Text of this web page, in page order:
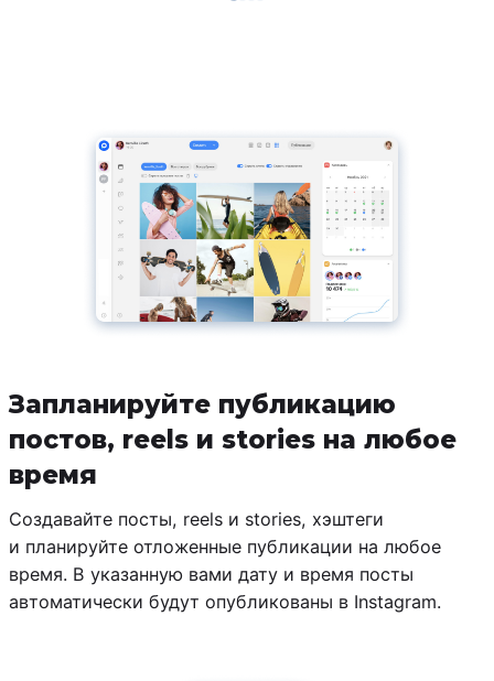
Запланируйте публикацию
постов, reels и stories на любое
время
Создавайте посты, reels и stories, хэштеги
и планируйте отложенные публикации на любое
время. В указанную вами дату и время посты
автоматически будут опубликованы в Instagram.